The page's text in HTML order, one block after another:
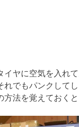
ヤに空気を入れ
でもパンクして
法を覚えておくと